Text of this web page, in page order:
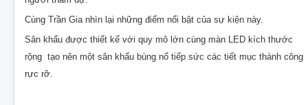
Cùng Trần Gia nhìn lại những điểm nổi bật của sự kiện này.
Sân khấu được thiết kế với quy mô lớn cùng màn LED kích thước
rộng tạo nên một sân khấu bùng nổ tiếp sức các tiết mục thành công
rực rỡ.